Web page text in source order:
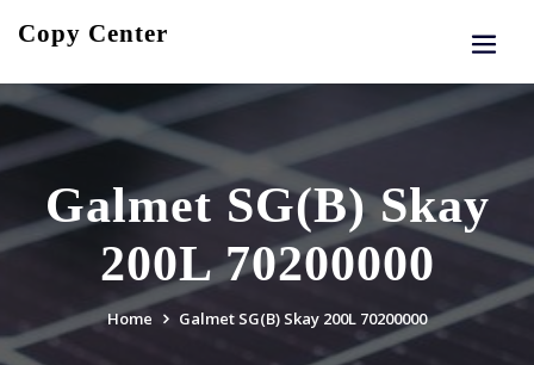
Copy Center
Galmet SG(B) Skay
200L 70200000
Home Galmet SG(B) Skay 200L 70200000